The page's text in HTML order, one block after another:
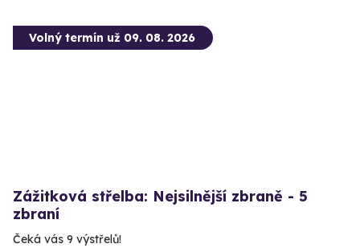
Volný termín už 09. 08. 2026
Zážitková střelba: Nejsilnější zbraně - 5
zbraní
Čeká vás 9 výstřelů!